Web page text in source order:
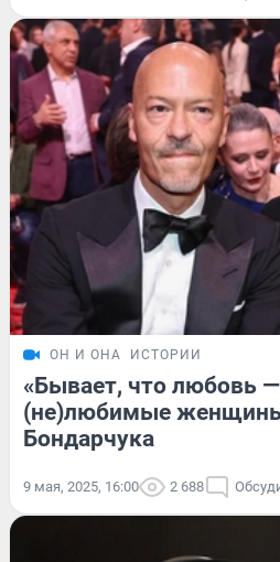
ОН И ОНА ИСТОРИИ
«Бывает, что любовь
(не)любимые
Бондарчука
9 мая, 2025, 16:00 2 688